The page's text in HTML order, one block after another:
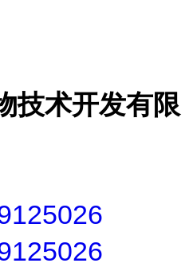
技术开发有限